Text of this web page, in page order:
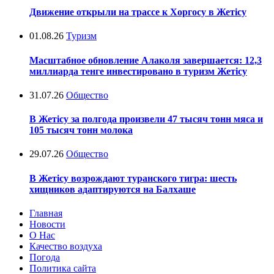
Движение открыли на трассе к Хоргосу в Жетісу
01.08.26 Туризм
Масштабное обновление Алаколя завершается: 12,3
миллиарда тенге инвестировано в туризм Жетісу
31.07.26 Общество
В Жетісу за полгода произвели 47 тысяч тонн мяса и
105 тысяч тонн молока
29.07.26 Общество
В Жетісу возрождают туранского тигра: шесть
хищников адаптируются на Балхаше
Главная
Новости
О Нас
Качество воздуха
Погода
Политика сайта